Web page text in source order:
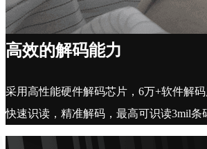
高效的解码能力
采用高性能硬件解码芯片，6万+软件解码
快速识读，精准解码，最高可识读3mil条